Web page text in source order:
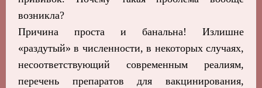
возникла?
Причина проста и банальна! Излишне
«раздутый» в численности, в некоторых случаях,
несоответствующий современным реалиям,
перечень препаратов для вакцинирования,